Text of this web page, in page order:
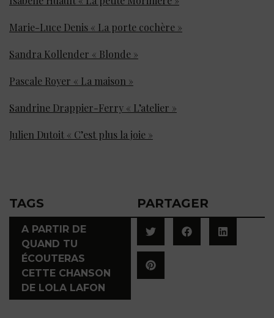
Marie-Luce Denis « La porte cochère »
Sandra Kollender « Blonde »
Pascale Royer « La maison »
Sandrine Drappier-Ferry « L’atelier »
Julien Dutoit « C’est plus la joie »
TAGS
A PARTIR DE
QUAND TU
ÉCOUTERAS
CETTE CHANSON
DE LOLA LAFON
PARTAGER